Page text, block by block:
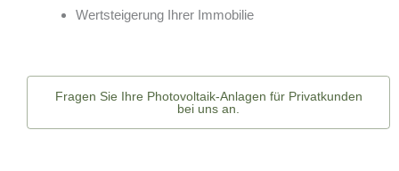
Wertsteigerung Ihrer Immobilie
Fragen Sie Ihre Photovoltaik-Anlagen für Privatkunden
bei uns an.